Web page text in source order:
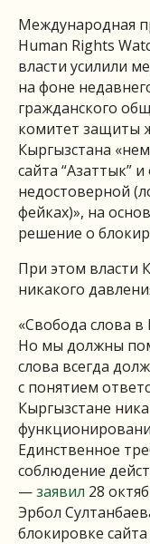
Международная
Human Rights
власти усилили
на фоне
гражданского
комитет защиты
Кыргызстана
сайта “Азаттык”
недостоверной
фейках)», на
решение о
При этом власти
никакого
«Свобода слова в
Но мы должны
слова всегда
с понятием
Кыргызстане
Единственное
соблюдение
—заявил 28
Эрбол
блокировке